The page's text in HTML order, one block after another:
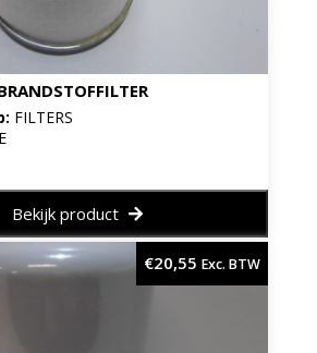
FILTERS
Bekijk product
€20,55 Exc. BTW